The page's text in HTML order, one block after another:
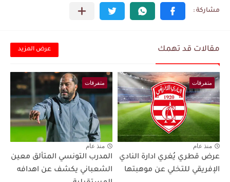
مقالات قد تهمك عرض المزيد
متفرقات
منذ عام
عرض قطري يُغري ادارة النادي
الإفريقي للتخلي عن موهبتها
متفرقات
منذ عام
المدرب التونسي المتألق معين
الشعباني يكشف عن اهدافه